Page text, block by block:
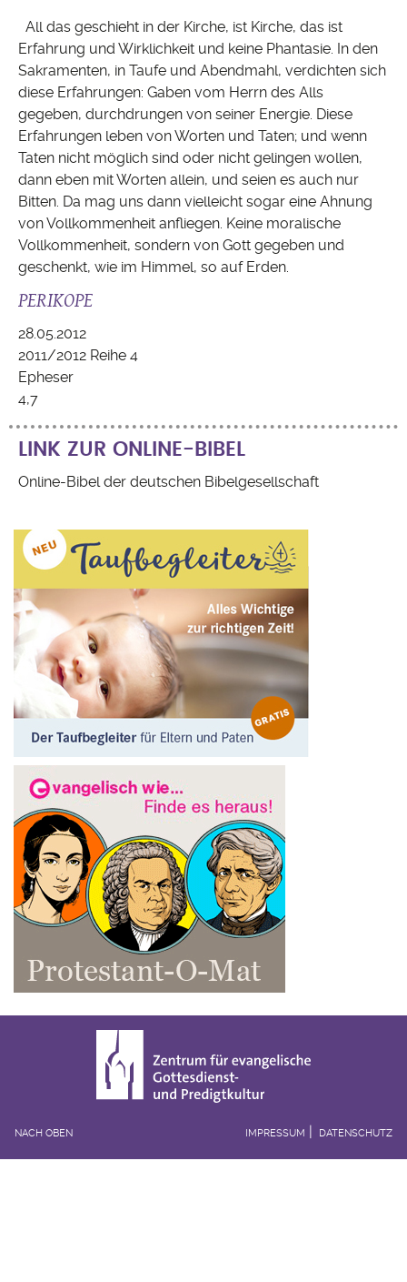
All das geschieht in der Kirche, ist Kirche, das ist
Erfahrung und Wirklichkeit und keine Phantasie. In den
Sakramenten, in Taufe und Abendmahl, verdichten sich
diese Erfahrungen: Gaben vom Herrn des Alls
gegeben, durchdrungen von seiner Energie. Diese
Erfahrungen leben von Worten und Taten; und wenn
Taten nicht möglich sind oder nicht gelingen wollen,
dann eben mit Worten allein, und seien es auch nur
Bitten. Da mag uns dann vielleicht sogar eine Ahnung
von Vollkommenheit anfliegen. Keine moralische
Vollkommenheit, sondern von Gott gegeben und
geschenkt, wie im Himmel, so auf Erden.
PERIKOPE
28.05.2012
2011/2012 Reihe 4
Epheser
4,7
LINK ZUR ONLINE-BIBEL
Online-Bibel der deutschen Bibelgesellschaft
NACH OBEN IMPRESSUM DATENSCHUTZ